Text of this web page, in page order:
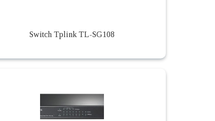
Switch Tplink TL-SG108